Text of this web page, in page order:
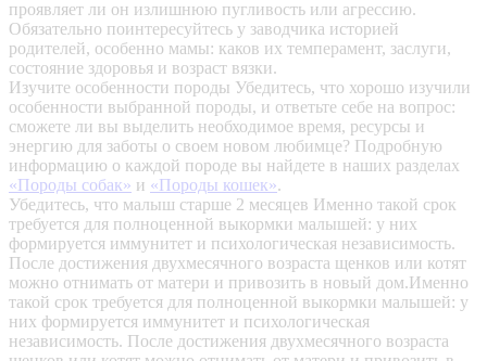
проявляет ли он излишнюю пугливость или агрессию.
Обязательно поинтересуйтесь у заводчика историей
родителей, особенно мамы: каков их темперамент, заслуги,
состояние здоровья и возраст вязки.
Изучите особенности породы Убедитесь, что хорошо изучили
особенности выбранной породы, и ответьте себе на вопрос:
сможете ли вы выделить необходимое время, ресурсы и
энергию для заботы о своем новом любимце? Подробную
информацию о каждой породе вы найдете в наших разделах
«Породы собак» и «Породы кошек».
Убедитесь, что малыш старше 2 месяцев Именно такой срок
требуется для полноценной выкормки малышей: у них
формируется иммунитет и психологическая независимость.
После достижения двухмесячного возраста щенков или котят
можно отнимать от матери и привозить в новый дом.Именно
такой срок требуется для полноценной выкормки малышей: у
них формируется иммунитет и психологическая
независимость. После достижения двухмесячного возраста